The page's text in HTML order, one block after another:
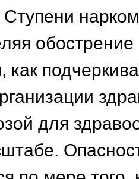
обострение
как
для